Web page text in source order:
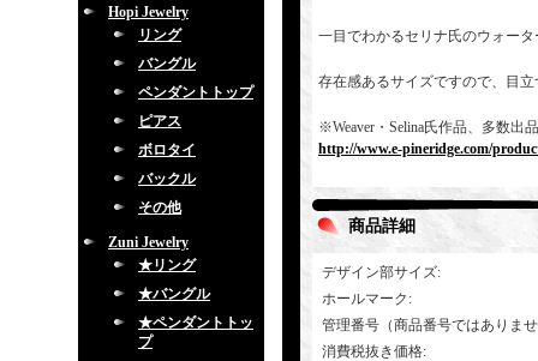
Hopi Jewelry
リング
バングル
ペンダントトップ
ピアス
ボロタイ
バックル
その他
Zuni Jewelry
★リング
★バングル
★ペンダントトッ
プ
一目でわかるセリナ氏のウォー
存在感あるサイズですので、目
※Weaver・Selina氏作品、多数出
http://www.e-pineridge.com/
商品詳細
デザイン部サイズ:
ホールマーク :
管理番号（商品番号ではありま
消費税抜き価格: